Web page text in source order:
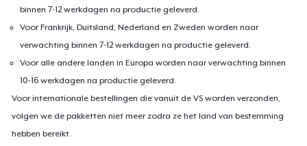
binnen 7-12 werkdagen na productie geleverd.
Voor Frankrijk, Duitsland, Nederland en Zweden worden naar
verwachting binnen 7-12 werkdagen na productie geleverd.
Voor alle andere landen in Europa worden naar verwachting binnen
10-16 werkdagen na productie geleverd.
Voor internationale bestellingen die vanuit de VS worden verzonden,
volgen we de pakketten niet meer zodra ze het land van bestemming
hebben bereikt.